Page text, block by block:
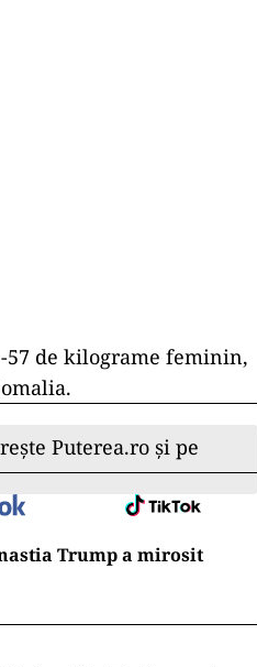
de kilograme feminin,
Puterea.ro și pe
Trump a mirosit